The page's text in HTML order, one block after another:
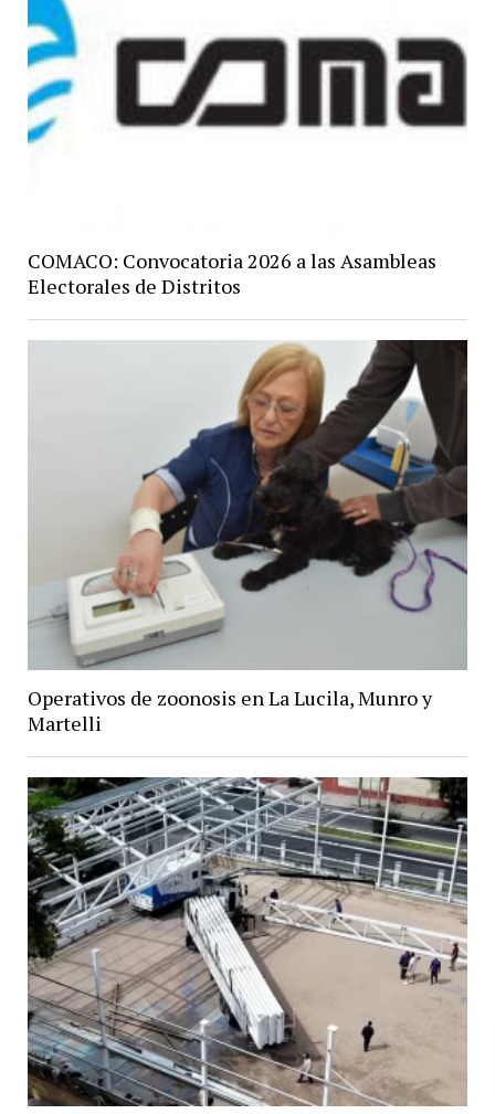
COMACO: Convocatoria 2026 a las Asambleas
Electorales de Distritos
Operativos de zoonosis en La Lucila, Munro y
Martelli